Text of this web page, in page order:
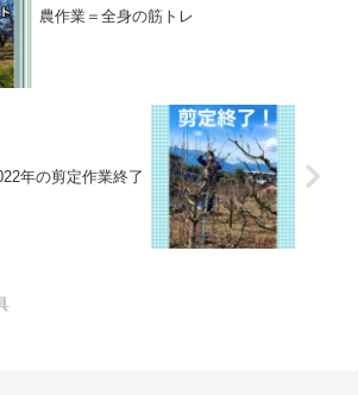
農作業＝全身の筋トレ
年の剪定作業終了